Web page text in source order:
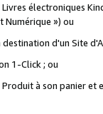
électroniques
Numérique ») ou
d'un Site
1-Click ; ou
à son panier et